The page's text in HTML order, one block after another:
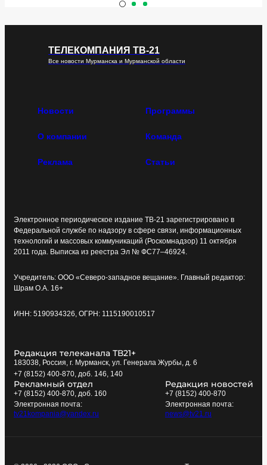
ТЕЛЕКОМПАНИЯ ТВ-21
Все новости Мурманска и Мурманской области
Новости Программы
О компании Команда
Реклама Статьи
Электронное периодическое издание ТВ-21 зарегистрировано в
Федеральной службе по надзору в сфере связи, информационных
технологий и массовых коммуникаций (Роскомнадзор) 11 октября
2011 года. Выписка из реестра Эл № ФС77–46924.
Учредитель: ООО «Северо-западное вещание». Главный редактор:
Шрам О.А. 16+
ИНН: 5190934326, ОГРН: 1115190010517
Редакция телеканала ТВ21+
183038, Россия, г. Мурманск, ул. Генерала Журбы, д. 6
+7 (8152) 400-870, доб. 146, 140
Рекламный отдел
+7 (8152) 400-870, доб. 160
Электронная почта:
tv21kompania@yandex.ru
Редакция новостей
+7 (8152) 400-870
Электронная почта:
news@tv21.ru